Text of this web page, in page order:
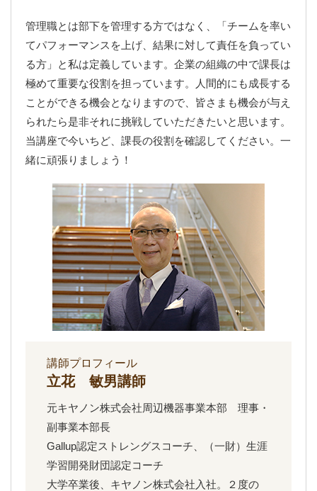
管理職とは部下を管理する方ではなく、「チームを率い
てパフォーマンスを上げ、結果に対して責任を負ってい
る方」と私は定義しています。企業の組織の中で課長は
極めて重要な役割を担っています。人間的にも成長する
ことができる機会となりますので、皆さまも機会が与え
られたら是非それに挑戦していただきたいと思います。
当講座で今いちど、課長の役割を確認してください。一
緒に頑張りましょう！
講師プロフィール
立花 敏男講師
元キヤノン株式会社周辺機器事業本部 理事・
副事業本部長
Gallup認定ストレングスコーチ、（一財）生涯
学習開発財団認定コーチ
大学卒業後、キヤノン株式会社入社。２度の